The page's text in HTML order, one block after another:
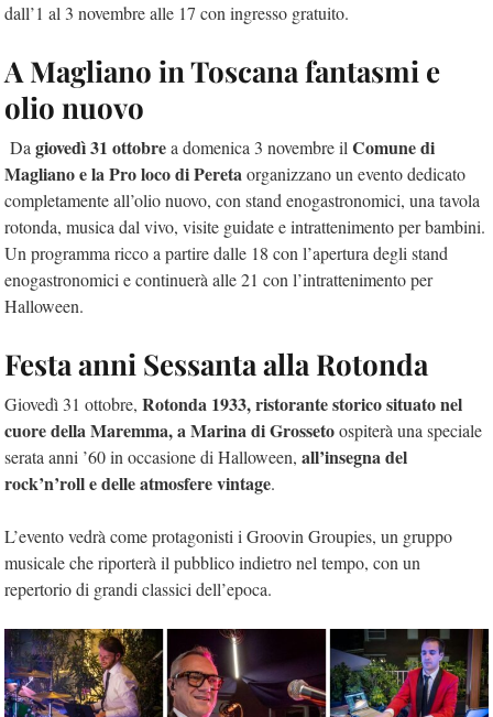
dall’1 al 3 novembre alle 17 con ingresso gratuito.
A Magliano in Toscana fantasmi e
olio nuovo
Da giovedì 31 ottobrea domenica 3 novembre il Comune di
Magliano e la Pro loco di Peretaorganizzano un evento dedicato
completamente all’olio nuovo, con stand enogastronomici, una tavola
rotonda, musica dal vivo, visite guidate e intrattenimento per bambini.
Un programma ricco a partire dalle 18 con l’apertura degli stand
enogastronomici e continuerà alle 21 con l’intrattenimento per
Halloween.
Festa anni Sessanta alla Rotonda
Giovedì 31 ottobre, Rotonda 1933, ristorante storico situato nel
cuore della Maremma, a Marina di Grossetoospiterà una speciale
serata anni ’60 in occasione di Halloween, all’insegna del
rock’n’roll e delle atmosfere vintage.
L’evento vedrà come protagonisti i Groovin Groupies, un gruppo
musicale che riporterà il pubblico indietro nel tempo, con un
repertorio di grandi classici dell’epoca.